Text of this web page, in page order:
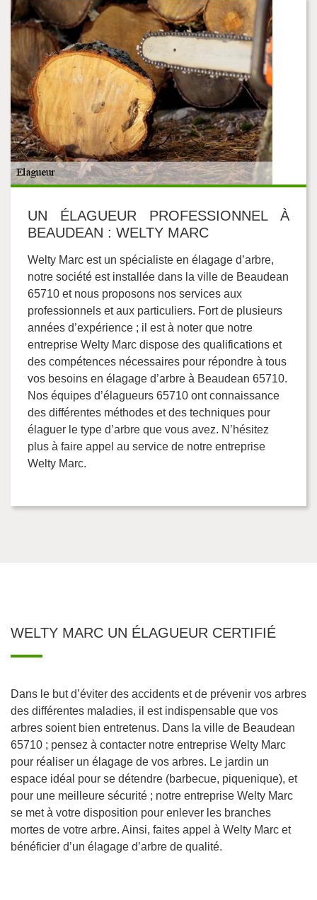
UN ÉLAGUEUR PROFESSIONNEL À
BEAUDEAN : WELTY MARC
Welty Marc est un spécialiste en élagage d’arbre,
notre société est installée dans la ville de Beaudean
65710 et nous proposons nos services aux
professionnels et aux particuliers. Fort de plusieurs
années d’expérience ; il est à noter que notre
entreprise Welty Marc dispose des qualifications et
des compétences nécessaires pour répondre à tous
vos besoins en élagage d’arbre à Beaudean 65710.
Nos équipes d’élagueurs 65710 ont connaissance
des différentes méthodes et des techniques pour
élaguer le type d’arbre que vous avez. N’hésitez
plus à faire appel au service de notre entreprise
Welty Marc.
WELTY MARC UN ÉLAGUEUR CERTIFIÉ
Dans le but d’éviter des accidents et de prévenir vos arbres
des différentes maladies, il est indispensable que vos
arbres soient bien entretenus. Dans la ville de Beaudean
65710 ; pensez à contacter notre entreprise Welty Marc
pour réaliser un élagage de vos arbres. Le jardin un
espace idéal pour se détendre (barbecue, piquenique), et
pour une meilleure sécurité ; notre entreprise Welty Marc
se met à votre disposition pour enlever les branches
mortes de votre arbre. Ainsi, faites appel à Welty Marc et
bénéficier d’un élagage d’arbre de qualité.